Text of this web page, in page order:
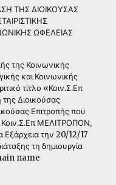
ΤΗΣ ΔΙΟΙΚΟΥΣΑΣ
ΩΦΕΛΕΙΑΣ
της Κοινωνικής
και Κοινωνικής
τίτλο «Κοιν.Σ.Επ
Διοικούσας
Επιτροπής που
Κοιν.Σ.Επ ΜΕΛΙΤΡΟΠΟΝ,
Εξάρχεια την 20/12/17
τη δημιουργία
name